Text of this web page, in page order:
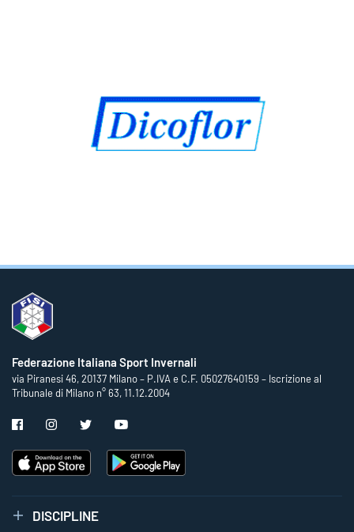
Federazione Italiana Sport Invernali
via Piranesi 46, 20137 Milano – P.IVA e C.F. 05027640159 – Iscrizione al
Tribunale di Milano n° 63, 11.12.2004
DISCIPLINE